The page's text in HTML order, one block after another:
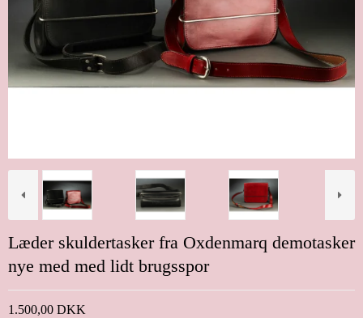
Læder skuldertasker fra Oxdenmarq demotasker
nye med med lidt brugsspor
1.500,00 DKK